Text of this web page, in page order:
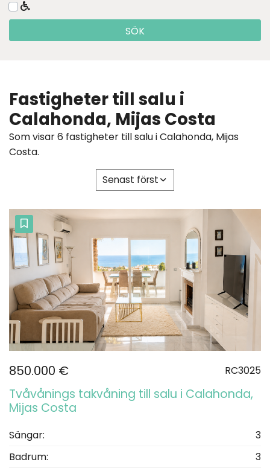
SÖK
Fastigheter till salu i
Calahonda, Mijas Costa
Som visar 6 fastigheter till salu i Calahonda, Mijas
Costa.
Senast först
850.000 € RC3025
Tvåvånings takvåning till salu i Calahonda,
Mijas Costa
Sängar:
3
Badrum:
3